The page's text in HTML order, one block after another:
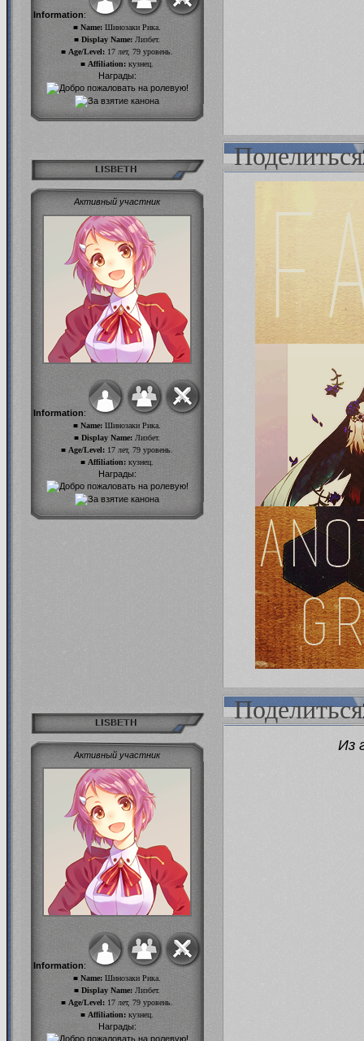
Information:
■ Name:Шинозаки Рика.
■ Display Name:Лизбет.
■ Age/Level:17 лет, 79 уровень.
■ Affiliation:кузнец.
Награды:
Поделиться
LISBETH
Активный участник
Information:
■ Name:Шинозаки Рика.
■ Display Name:Лизбет.
■ Age/Level:17 лет, 79 уровень.
■ Affiliation:кузнец.
Награды:
Поделиться
LISBETH
Активный участник
Information:
■ Name:Шинозаки Рика.
■ Display Name:Лизбет.
■ Age/Level:17 лет, 79 уровень.
■ Affiliation:кузнец.
Награды:
Из